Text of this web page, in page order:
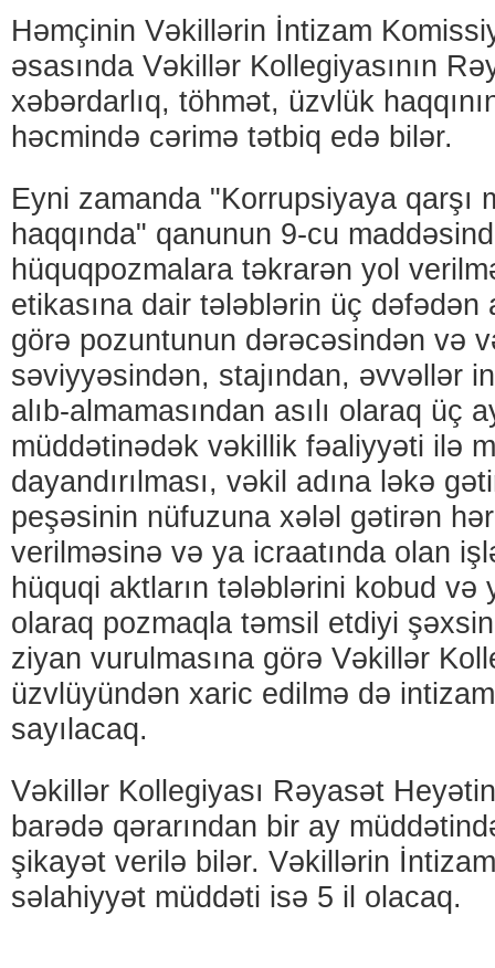
Həmçinin Vəkillərin İntizam
əsasında Vəkillər Kollegiyasının
xəbərdarlıq, töhmət, üzvlük
həcmində cərimə tətbiq edə bilər.
Eyni zamanda "Korrupsiyaya qarşı
haqqında" qanunun 9-cu
hüquqpozmalara təkrarən yol
etikasına dair tələblərin üç dəfədən
görə pozuntunun dərəcəsindən və
səviyyəsindən, stajından, əvvəllər
alıb-almamasından asılı olaraq üç
müddətinədək vəkillik fəaliyyəti ilə
dayandırılması, vəkil adına ləkə
peşəsinin nüfuzuna xələl gətirən
verilməsinə və ya icraatında olan
hüquqi aktların tələblərini kobud və
olaraq pozmaqla təmsil etdiyi
ziyan vurulmasına görə Vəkillər
üzvlüyündən xaric edilmə də
sayılacaq.
Vəkillər Kollegiyası Rəyasət
barədə qərarından bir ay
şikayət verilə bilər. Vəkillərin
səlahiyyət müddəti isə 5 il olacaq.